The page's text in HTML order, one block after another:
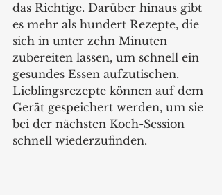
das Richtige. Darüber hinaus gibt
es mehr als hundert Rezepte, die
sich in unter zehn Minuten
zubereiten lassen, um schnell ein
gesundes Essen aufzutischen.
Lieblingsrezepte können auf dem
Gerät gespeichert werden, um sie
bei der nächsten Koch-Session
schnell wiederzufinden.